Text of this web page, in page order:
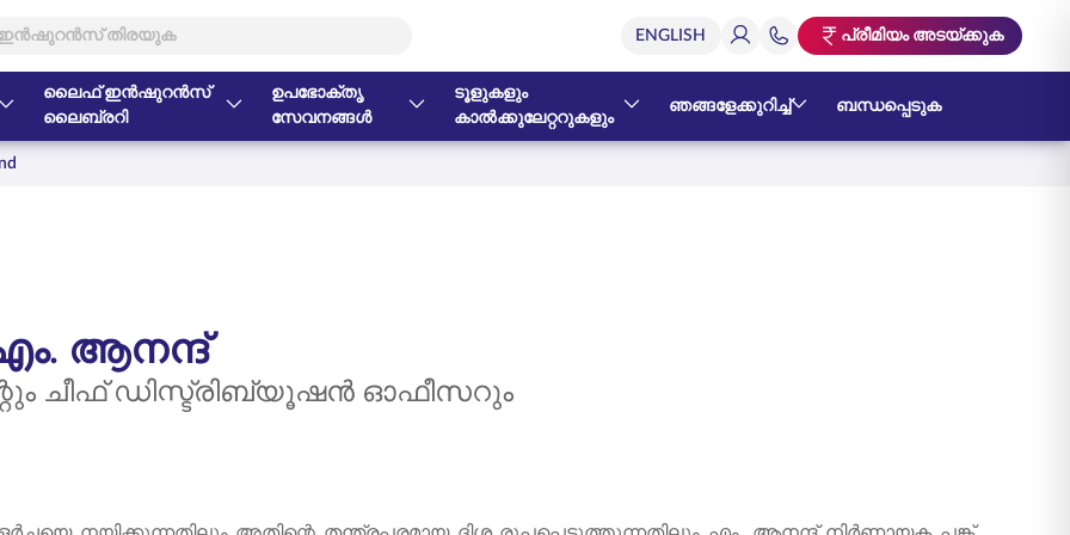
പ്രീമിയം അടയ്ക്കുക
ലൈഫ് ഇൻഷുറൻസ്
ലൈബ്രറി
ഉപഭോക്തൃ
സേവനങ്ങൾ
ടൂളുകളും
കാൽക്കുലേറ്ററുകളും
ഞങ്ങളേക്കുറിച്ച് ബന്ധപ്പെടുക
എം. ആനന്ദ്
ചീഫ് ഡിസ്ട്രിബ്യൂഷൻ ഓഫീസറും